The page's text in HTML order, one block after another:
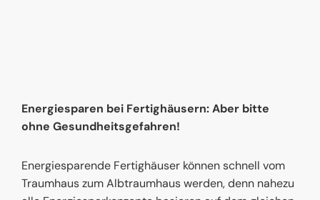
Energiesparen bei Fertighäusern: Aber bitte
ohne Gesundheitsgefahren!
Energiesparende Fertighäuser können schnell vom
Traumhaus zum Albtraumhaus werden, denn nahezu